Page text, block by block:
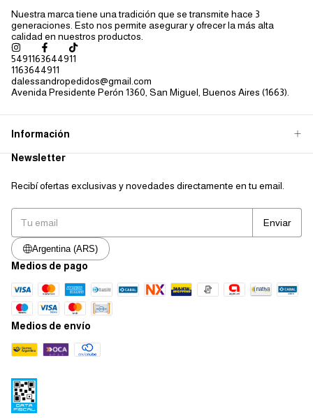
Nuestra marca tiene una tradición que se transmite hace 3
generaciones. Esto nos permite asegurar y ofrecer la más alta
calidad en nuestros productos.
5491163644911
1163644911
dalessandropedidos@gmail.com
Avenida Presidente Perón 1360, San Miguel, Buenos Aires (1663).
Información
Newsletter
Recibí ofertas exclusivas y novedades directamente en tu email.
Argentina (ARS)
Medios de pago
Medios de envío